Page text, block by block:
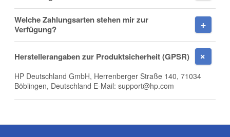
Firma
E-Mail
Welche Zahlungsarten stehen mir zur
Verfügung?
Herstellerangaben zur Produktsicherheit (GPSR)
HP Deutschland GmbH, Herrenberger Straße 140, 71034
Böblingen, Deutschland E-Mail: support@hp.com